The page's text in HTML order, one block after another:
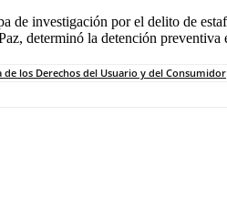
de investigación por el delito de
determinó la detención preventiva
de los Derechos del Usuario y del Consumidor